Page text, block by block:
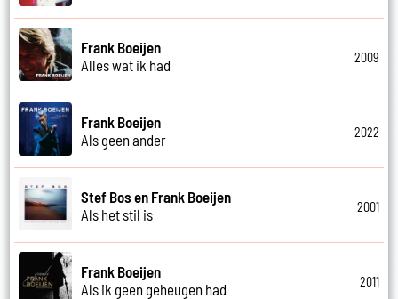
Frank Boeijen
Alles wat ik had
2009
Frank Boeijen
Als geen ander
2022
Stef Bos en Frank Boeijen
Als het stil is
2001
Frank Boeijen
Als ik geen geheugen had
2011